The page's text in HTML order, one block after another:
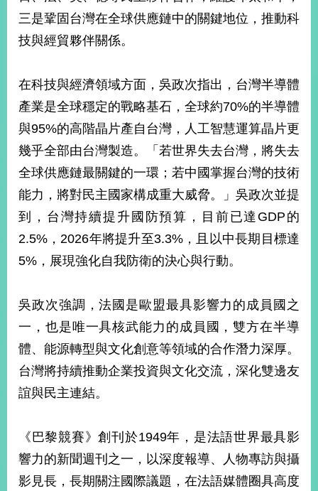
與
地
國
際
傳
播
政
府
資
訊
公
開
服
本
部
相
關
部 粉
三是鞏固台灣在全球供應鏈中的關鍵地位，推動科
技與經貿夥伴關係。
在科技與經濟領域方面，吳政次指出，台灣半導體
產業是全球穩定的戰略基石，全球約70%的半導體
與95%的高階晶片產自台灣，人工智慧運算晶片更
幾乎全部由台灣製造。「若世界失去台灣，將失去
全球供應鏈最關鍵的一環；若中國掌握台灣的技術
能力，將對民主國家構成重大威脅。」吳政次並提
到，台灣持續提升國防預算，目前已達GDP的
2.5%，2026年將提升至3.3%，且以中長期目標達
5%，展現強化自我防衛的決心與行動。
吳政次強調，法國是歐盟最具影響力的成員國之
一，也是唯一具核武能力的成員國，雙方在半導
體、能源轉型與文化創意等領域的合作潛力深厚。
台灣將持續推動企業投資與文化交流，深化雙邊友
誼與民主連結。
《巴黎競賽》創刊於1949年，是法語世界最具影
響力的新聞週刊之一，以深度報導、人物專訪與攝
影見長，長期關注國際議題，在法語媒體圈具高度